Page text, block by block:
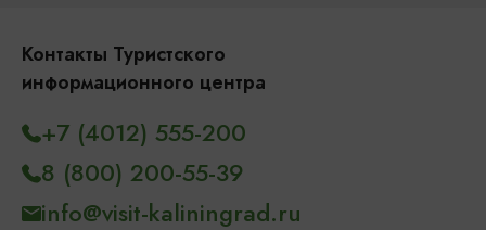
Контакты Туристского
информационного центра
+7 (4012) 555-200
8 (800) 200-55-39
info@visit-kaliningrad.ru